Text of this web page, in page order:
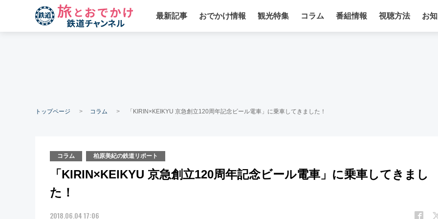
最新記事 おでかけ情報 観光特集 コラム 番組情報 視聴方法 お
トップページ コラム 「KIRIN×KEIKYU 京急創立120周年記念ビール電車」に乗車してきました！
コラム 柏原美紀の鉄道リポート
「KIRIN×KEIKYU 京急創立120周年記念ビール電車」に乗車してきまし
た！
2018.06.04 17:06